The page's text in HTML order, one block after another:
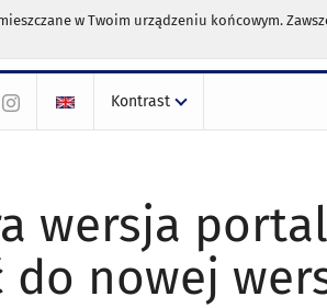
w Twoim urządzeniu końcowym.
Kontrast
wersja
do nowej